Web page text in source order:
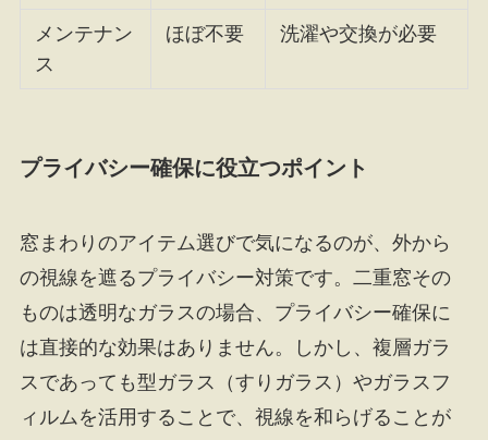
メンテナン
ス
ほぼ不要 洗濯や交換が必要
プライバシー確保に役立つポイント
窓まわりのアイテム選びで気になるのが、外から
の視線を遮るプライバシー対策です。二重窓その
ものは透明なガラスの場合、プライバシー確保に
は直接的な効果はありません。しかし、複層ガラ
スであっても型ガラス（すりガラス）やガラスフ
ィルムを活用することで、視線を和らげることが